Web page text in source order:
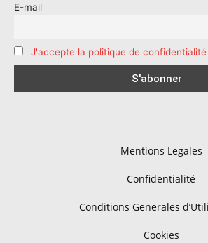
E-mail
J'accepte la politique de confidentialité
Mentions Legales
Confidentialité
Conditions Generales
Cookies